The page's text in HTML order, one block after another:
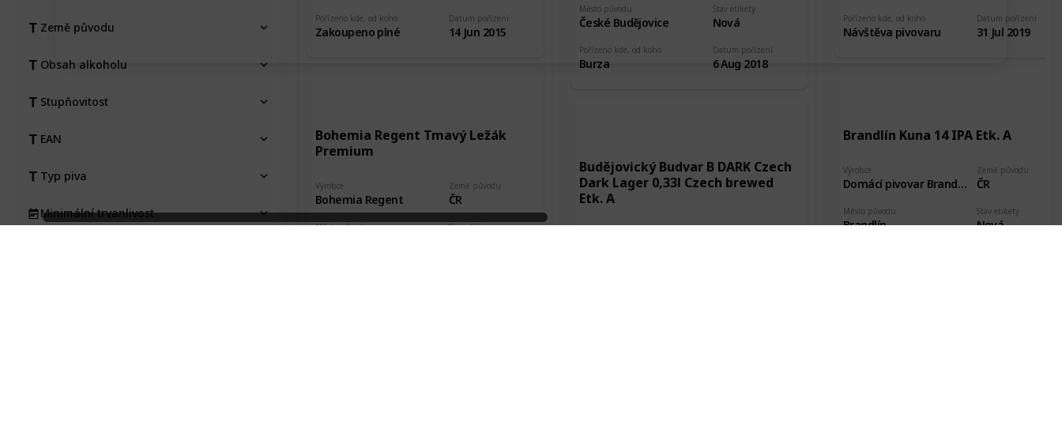
Pořízeno kde, od koho
Zakoupeno plné
Datum pořízení
14 Jun 2015
Bohemia Regent Tmavý Ležák
Premium
Výrobce
Bohemia Regent
Země původu
ČR
Stav etikety
Město původu
Pořízeno kde, od koho
Burza
Stav etikety
Nová
Datum pořízení
6 Aug 2018
Město původu
České Budějovice
Budějovický Budvar B DARK Czech
Dark Lager 0,33l Czech brewed
Etk. A
Pořízeno kde, od koho
Návštěva pivovaru
Datum pořízení
31 Jul 2019
Brandlín Kuna 14 IPA Etk. A
Výrobce
Domácí pivovar Brandlín
Země původu
ČR
Stav etikety
Nová
Město původu
Brandlín
Země původu
Obsah alkoholu
Stupňovitost
EAN
Typ piva
Minimální trvanlivost